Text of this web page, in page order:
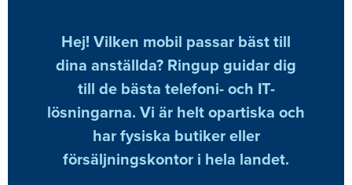
Hej! Vilken mobil passar bäst till
dina anställda? Ringup guidar dig
till de bästa telefoni- och IT-
lösningarna. Vi är helt opartiska och
har fysiska butiker eller
försäljningskontor i hela landet.